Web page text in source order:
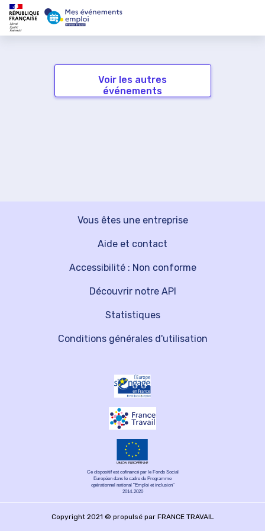
Voir les autres
événements
Vous êtes une entreprise
Découvrir notre API
Aide et contact
Statistiques
Accessibilité : Non conforme
Conditions générales d'utilisation
Ce dispositif est cofinancé par le Fonds Social
Européen dans le cadre du Programme
opérationnel national "Emploi et inclusion"
2014-2020
Copyright 2021 © propulsé par FRANCE TRAVAIL